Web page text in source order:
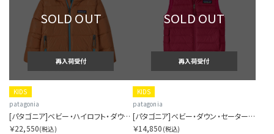
SOLD OUT
再入荷受付
KIDS
patagonia
[パタゴニア]ベビー・ハイロフト・ダウン・セーター・フーディ
￥22,550(税込)
SOLD OUT
再入荷受付
KIDS
patagonia
[パタゴニア]ベビー・ダウン・セーター・ベスト
￥14,850 (税込)